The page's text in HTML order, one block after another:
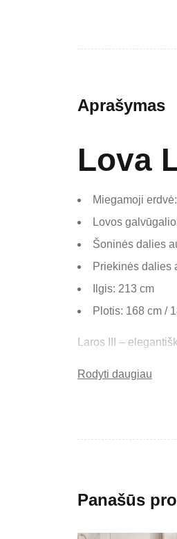
Aprašymas
Lova
Miegamoji
Lovos
Šoninės dalies
Priekinės dalies
Ilgis: 213 cm
Plotis: 168 cm /
Laros III –
Vertikalios
Lova puikiai tinka
Rodyti daugiau
Panašūs